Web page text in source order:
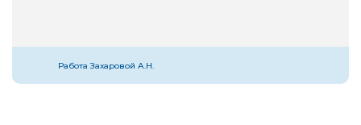
Работа Захаровой А.Н.